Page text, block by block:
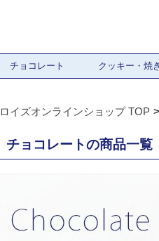
チョコレート クッキー・焼
ロイズオンラインショップ TOP
チョコレートの商品一覧